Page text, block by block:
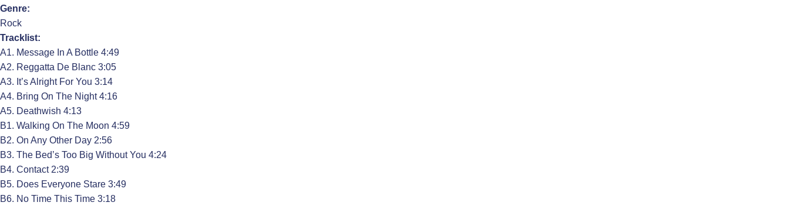
Genre:
Rock
Tracklist:
A1. Message In A Bottle 4:49
A2. Reggatta De Blanc 3:05
A3. It’s Alright For You 3:14
A4. Bring On The Night 4:16
A5. Deathwish 4:13
B1. Walking On The Moon 4:59
B2. On Any Other Day 2:56
B3. The Bed’s Too Big Without You 4:24
B4. Contact 2:39
B5. Does Everyone Stare 3:49
B6. No Time This Time 3:18